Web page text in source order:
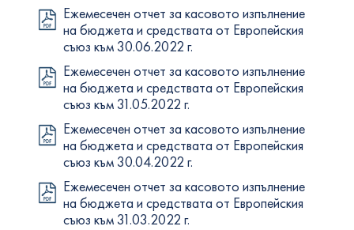
Ежемесечен отчет за касовото изпълнение
на бюджета и средствата от Европейския
съюз към 30.06.2022 г.
Ежемесечен отчет за касовото изпълнение
на бюджета и средствата от Европейския
съюз към 31.05.2022 г.
Ежемесечен отчет за касовото изпълнение
на бюджета и средствата от Европейския
съюз към 30.04.2022 г.
Ежемесечен отчет за касовото изпълнение
на бюджета и средствата от Европейския
съюз към 31.03.2022 г.